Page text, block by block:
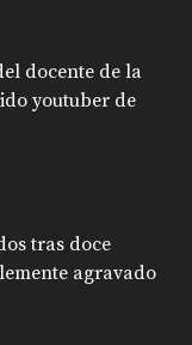
docente de la
youtuber de
tras doce
agravado